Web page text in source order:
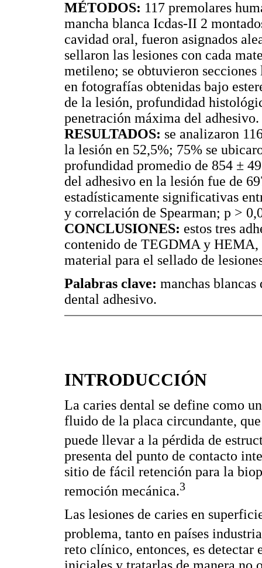
MÉTODOS: 117 premolares
mancha blanca Icdas-II 2
cavidad oral, fueron asignados
sellaron las lesiones con cada
metileno; se obtuvieron
en fotografías obtenidas bajo
de la lesión, profundidad
penetración máxima del adhesivo.
RESULTADOS: se analizaron
la lesión en 52,5%; 75% se
profundidad promedio de 854 ±
del adhesivo en la lesión fue de
estadísticamente significativas
y correlación de Spearman; p >
CONCLUSIONES: estos tres
contenido de TEGDMA y
material para el sellado de
Palabras clave: manchas
dental adhesivo.
INTRODUCCIÓN
La caries dental se define como
fluido de la placa circundante,
puede llevar a la pérdida de
presenta del punto de contacto
sitio de fácil retención para la
remoción mecánica.3
Las lesiones de caries en
problema, tanto en países
reto clínico, entonces, es detectar
iniciales y tratarlas de manera no